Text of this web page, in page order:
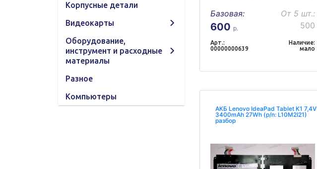
Корпусные детали
Видеокарты
Оборудование,
инструмент и расходные
материалы
Разное
Компьютеры
Базовая:
600 р.
От 5 шт.:
500
Арт.:
00000000639
Наличие:
мало
АКБ Lenovo IdeaPad Tablet K1 7,4V
3400mAh 27Wh (p/n: L10M2I21)
разбор